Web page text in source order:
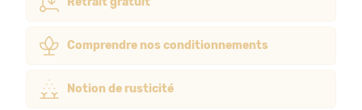
Comprendre nos conditionnements
Notion de rusticité